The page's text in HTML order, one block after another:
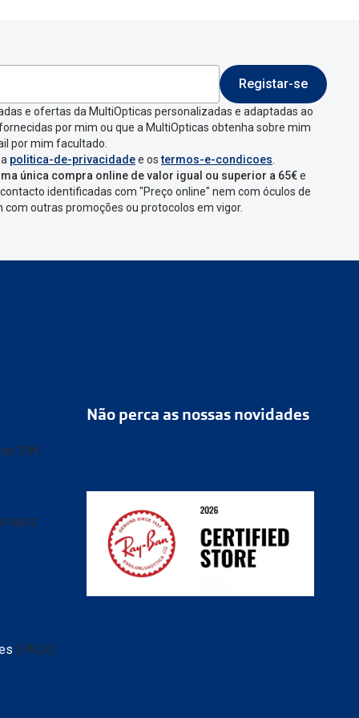
aparecer e
num ponto
com
de
Registar-se
e ofertas da MultiOpticas personalizadas e adaptadas ao
por mim ou que a MultiOpticas obtenha sobre mim
por mim facultado.
politica-de-privacidadee ostermos-e-condicoes
única compra online de valor igual ou superior a 65€e
identificadas com "Preço online" nem com óculos de
outras promoções ou protocolos em vigor.
39€
após
(FAQs)
Não perca as nossas novidades